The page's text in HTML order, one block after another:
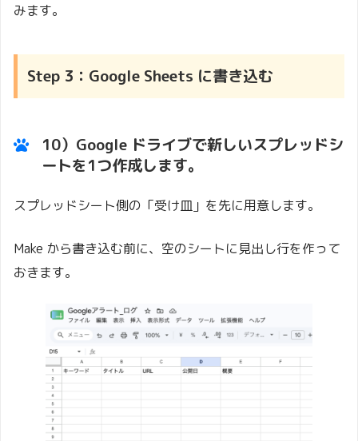
みます。
Step 3：Google Sheets に書き込む
10）Google ドライブで新しいスプレッドシ
ートを1つ作成します。
スプレッドシート側の「受け皿」を先に用意します。
Make から書き込む前に、空のシートに見出し行を作って
おきます。